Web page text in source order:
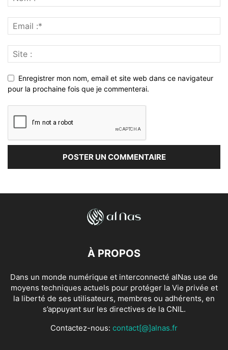
Enregistrer mon nom, email et site web dans ce navigateur
pour la prochaine fois que je commenterai.
À PROPOS
Dans un monde numérique et interconnecté alNas use de
moyens techniques actuels pour protéger la Vie privée et
la liberté de ses utilisateurs, membres ou adhérents, en
s’appuyant sur les directives de la CNIL.
Contactez-nous: contact[@]alnas.fr